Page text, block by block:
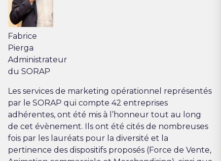
Fabrice
Pierga
Administrateur
du SORAP
Les services de marketing opérationnel représentés
par le SORAP qui compte 42 entreprises
adhérentes, ont été mis à l’honneur tout au long
de cet évènement. Ils ont été cités de nombreuses
fois par les lauréats pour la diversité et la
pertinence des dispositifs proposés (Force de Vente,